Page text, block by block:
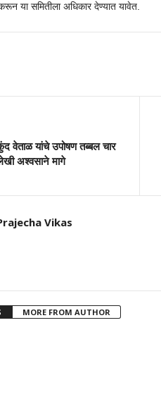
या समितीला अधिकार देण्यात यावेत.
वेताळ यांचे उपोषण तब्बल चार
लेखी अश्वसाने मागे
Vikas
MORE FROM AUTHOR